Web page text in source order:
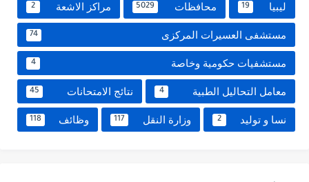
ليبيا 19 محافظات 5029 مراكز الاشعة 2
مستشفى العسيرات المركزى 74
مستشفيات حكومية وخاصة 4
معامل التحاليل الطبية 4 نتائج الامتحانات 45
نسا و توليد 2 وزارة النقل 117 وظائف 118